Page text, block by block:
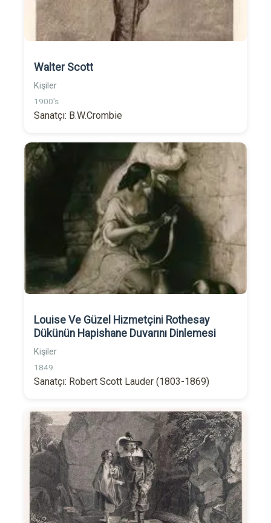
Walter Scott
Kişiler
1900's
Sanatçı: B.W.Crombie
Louise Ve Güzel Hizmetçini Rothesay
Dükünün Hapishane Duvarını Dinlemesi
Kişiler
1849
Sanatçı: Robert Scott Lauder (1803-1869)